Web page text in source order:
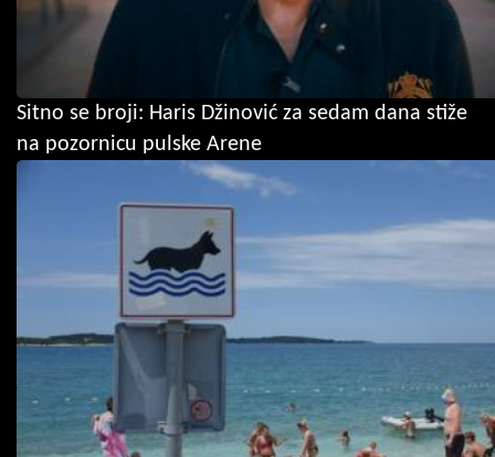
Sitno se broji: Haris Džinović za sedam dana stiže
na pozornicu pulske Arene